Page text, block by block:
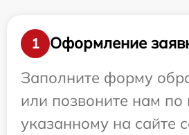
1
Оформление
Заполните форму
или позвоните нам по
указанному на сайте